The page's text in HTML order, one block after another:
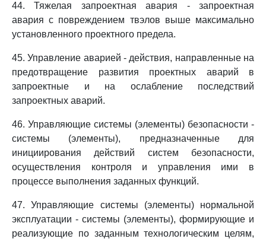
44. Тяжелая запроектная авария - запроектная
авария с повреждением твэлов выше максимально
установленного проектного предела.
45. Управление аварией - действия, направленные на
предотвращение развития проектных аварий в
запроектные и на ослабление последствий
запроектных аварий.
46. Управляющие системы (элементы) безопасности -
системы (элементы), предназначенные для
инициирования действий систем безопасности,
осуществления контроля и управления ими в
процессе выполнения заданных функций.
47. Управляющие системы (элементы) нормальной
эксплуатации - системы (элементы), формирующие и
реализующие по заданным технологическим целям,